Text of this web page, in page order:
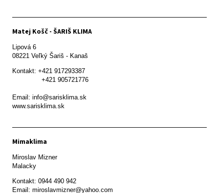
Matej Košč - ŠARIŠ KLIMA
Lipová 6
08221 Veľký Šariš - Kanaš
Kontakt: +421 917293387
Email: info@sarisklima.sk
www.sarisklima.sk
Mimaklima
Miroslav Mizner
Malacky
Kontakt: 0944 490 942